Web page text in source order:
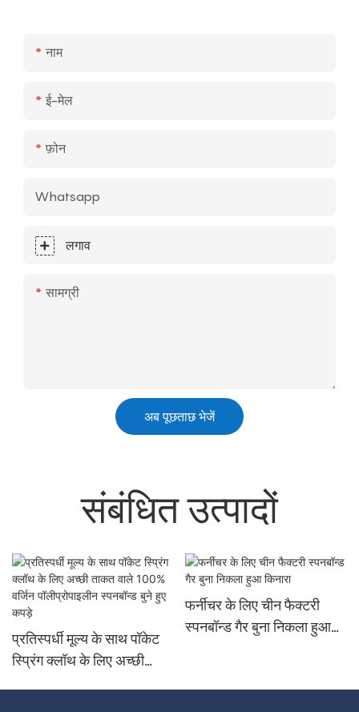
नाम
ई-मेल
फ़ोन
Whatsapp
लगाव
सामग्री
अब पूछताछ भेजें
संबंधित उत्पादों
प्रतिस्पर्धी मूल्य के साथ पॉकेट
स्प्रिंग क्लॉथ के लिए अच्छी
फर्नीचर के लिए चीन फैक्टरी
स्पनबॉन्ड गैर बुना निकला हुआ